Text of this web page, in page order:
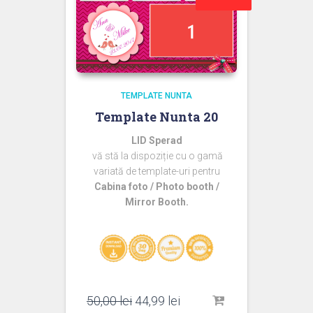
TEMPLATE NUNTA
Template Nunta 20
LID Sperad
vă stă la dispoziție cu o gamă
variată de template-uri pentru
Cabina foto / Photo booth /
Mirror Booth.
50,00lei Prețul
44,99 lei